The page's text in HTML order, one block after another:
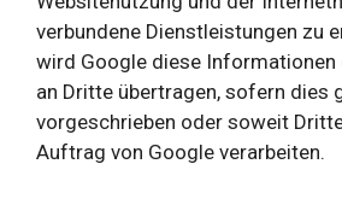
verbundene Dienstleistungen zu
wird Google diese Informationen
an Dritte übertragen, sofern dies
vorgeschrieben oder soweit
Auftrag von Google verarbeiten.